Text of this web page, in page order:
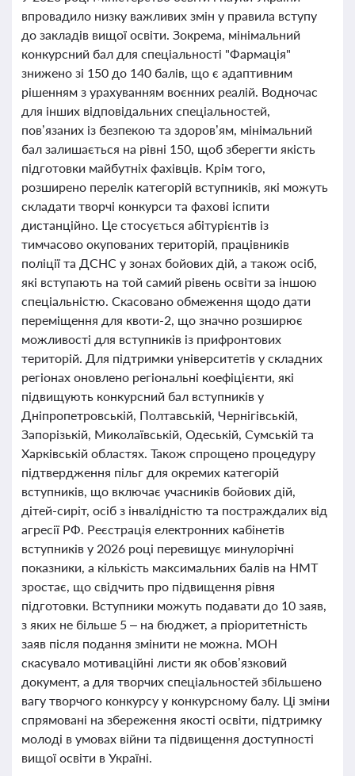
впровадило низку важливих змін у правила вступу
до закладів вищої освіти. Зокрема, мінімальний
конкурсний бал для спеціальності "Фармація"
знижено зі 150 до 140 балів, що є адаптивним
рішенням з урахуванням воєнних реалій. Водночас
для інших відповідальних спеціальностей,
пов’язаних із безпекою та здоров’ям, мінімальний
бал залишається на рівні 150, щоб зберегти якість
підготовки майбутніх фахівців. Крім того,
розширено перелік категорій вступників, які можуть
складати творчі конкурси та фахові іспити
дистанційно. Це стосується абітурієнтів із
тимчасово окупованих територій, працівників
поліції та ДСНС у зонах бойових дій, а також осіб,
які вступають на той самий рівень освіти за іншою
спеціальністю. Скасовано обмеження щодо дати
переміщення для квоти-2, що значно розширює
можливості для вступників із прифронтових
територій. Для підтримки університетів у складних
регіонах оновлено регіональні коефіцієнти, які
підвищують конкурсний бал вступників у
Дніпропетровській, Полтавській, Чернігівській,
Запорізькій, Миколаївській, Одеській, Сумській та
Харківській областях. Також спрощено процедуру
підтвердження пільг для окремих категорій
вступників, що включає учасників бойових дій,
дітей-сиріт, осіб з інвалідністю та постраждалих від
агресії РФ. Реєстрація електронних кабінетів
вступників у 2026 році перевищує минулорічні
показники, а кількість максимальних балів на НМТ
зростає, що свідчить про підвищення рівня
підготовки. Вступники можуть подавати до 10 заяв,
з яких не більше 5 – на бюджет, а пріоритетність
заяв після подання змінити не можна. МОН
скасувало мотиваційні листи як обов’язковий
документ, а для творчих спеціальностей збільшено
вагу творчого конкурсу у конкурсному балу. Ці зміни
спрямовані на збереження якості освіти, підтримку
молоді в умовах війни та підвищення доступності
вищої освіти в Україні.